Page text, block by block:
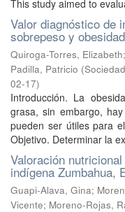
This study aimed to
Valor diagnóstico de
sobrepeso y obesidad
Quiroga-Torres, Elizabeth;
Padilla, Patricio (
02-17)
Introducción. La
grasa, sin embargo,
pueden ser útiles para
Objetivo. Determinar la
Valoración
indígena Zumbahua,
Guapi-Alava, Gina;
Vicente; Moreno-Rojas,